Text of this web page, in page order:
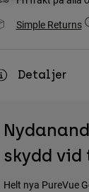
Simple Returns
Detaljer
skydd
Helt nya PureVue